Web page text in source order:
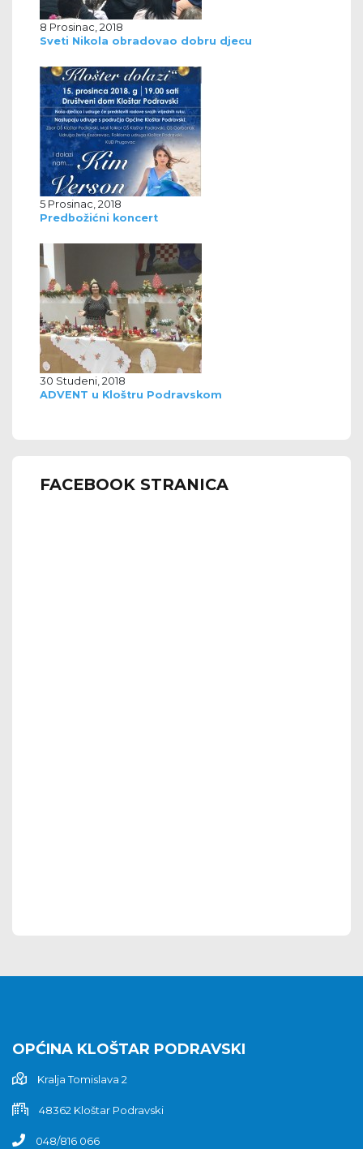
8 Prosinac, 2018
Sveti Nikola obradovao dobru djecu
5 Prosinac, 2018
Predbožićni koncert
30 Studeni, 2018
ADVENT u Kloštru Podravskom
FACEBOOK STRANICA
OPĆINA KLOŠTAR PODRAVSKI
Kralja Tomislava 2
48362 Kloštar Podravski
048/816 066